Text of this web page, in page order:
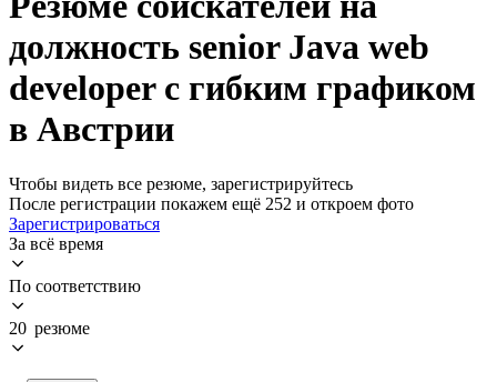
должность senior Java web
developer с гибким графиком
в Австрии
Чтобы видеть все резюме, зарегистрируйтесь
После регистрации покажем ещё 252 и откроем фото
Зарегистрироваться
За всё время
По соответствию
20 резюме